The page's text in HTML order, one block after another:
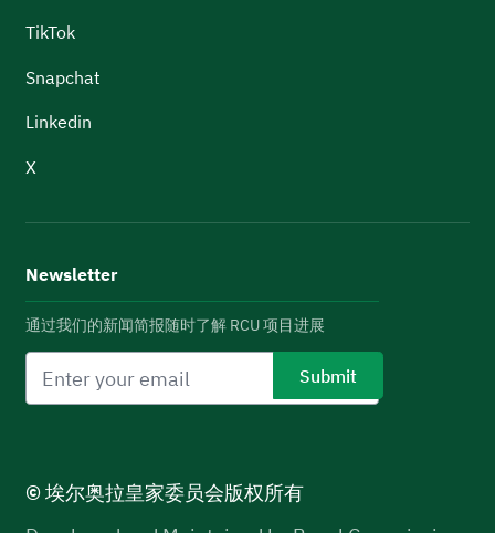
TikTok
Snapchat
Linkedin
X
Newsletter
通过我们的新闻简报随时了解 RCU 项目进展
© 埃尔奥拉皇家委员会版权所有